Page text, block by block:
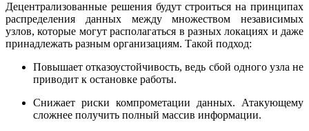
Децентрализованные решения будут строиться на принципах
распределения данных между множеством независимых
узлов, которые могут располагаться в разных локациях и даже
принадлежать разным организациям. Такой подход:
Повышает отказоустойчивость, ведь сбой одного узла не
приводит к остановке работы.
Снижает риски компрометации данных. Атакующему
сложнее получить полный массив информации.